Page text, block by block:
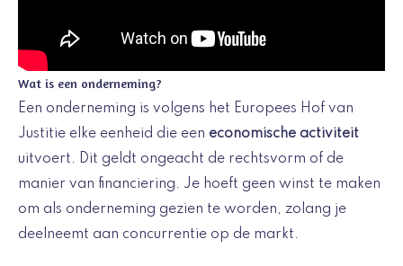
Wat is een onderneming?
Een onderneming is volgens het Europees Hof van
Justitie elke eenheid die een economische activiteit
uitvoert. Dit geldt ongeacht de rechtsvorm of de
manier van financiering. Je hoeft geen winst te maken
om als onderneming gezien te worden, zolang je
deelneemt aan concurrentie op de markt.